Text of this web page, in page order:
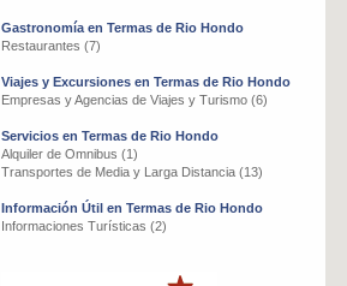
Gastronomía en Termas de Rio Hondo
Restaurantes (7)
Viajes y Excursiones en Termas de Rio Hondo
Empresas y Agencias de Viajes y Turismo (6)
Servicios en Termas de Rio Hondo
Alquiler de Omnibus (1)
Transportes de Media y Larga Distancia (13)
Información Útil en Termas de Rio Hondo
Informaciones Turísticas (2)